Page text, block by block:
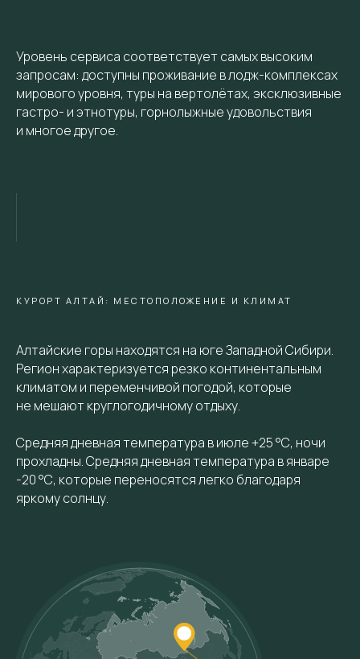
Уровень сервиса соответствует самых высоким
запросам: доступны проживание в лодж-комплексах
мирового уровня, туры на вертолётах, эксклюзивные
гастро- и этнотуры, горнолыжные удовольствия
и многое другое.
КУРОРТ АЛТАЙ: МЕСТОПОЛОЖЕНИЕ И КЛИМАТ
Алтайские горы находятся на юге Западной Сибири.
Регион характеризуется резко континентальным
климатом и переменчивой погодой, которые
не мешают круглогодичному отдыху.
Средняя дневная температура в июле +25 °С, ночи
прохладны. Средняя дневная температура в январе
-20 °С, которые переносятся легко благодаря
яркому солнцу.